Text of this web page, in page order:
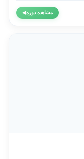
مشاهده دوره◀